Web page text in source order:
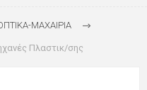
ΜΑΧΑΙΡΙΑ
Πλαστικ/σης